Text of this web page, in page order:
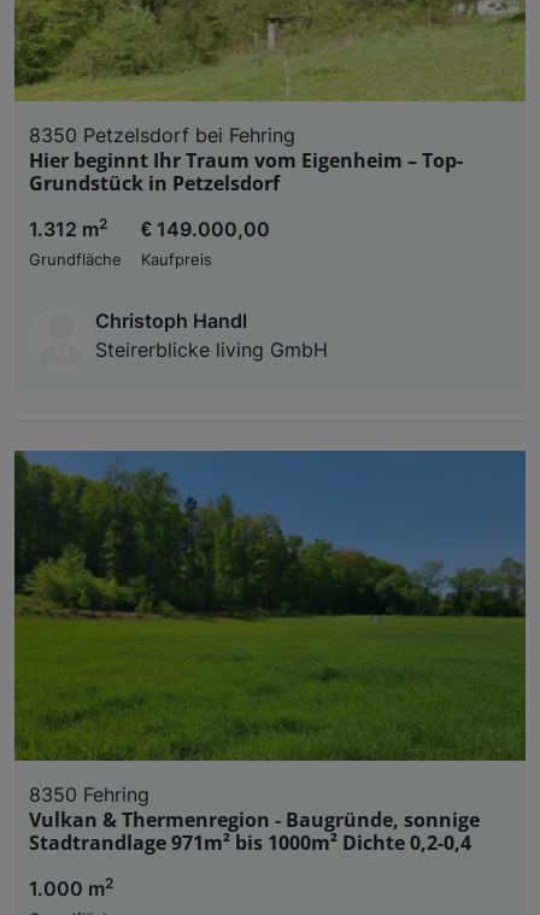
8350 Petzelsdorf bei Fehring
Hier beginnt Ihr Traum vom Eigenheim – Top-
Grundstück in Petzelsdorf
1.312 m2
Grundfläche
€ 149.000,00
Kaufpreis
Christoph Handl
Steirerblicke living GmbH
8350 Fehring
Vulkan & Thermenregion - Baugründe, sonnige
Stadtrandlage 971m² bis 1000m² Dichte 0,2-0,4
1.000 m2